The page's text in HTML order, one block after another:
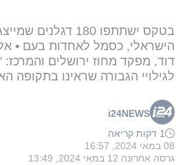
בטקס ישתתפו 180
הישראלי, כסמל לאחדות בעם •
דוד, מפקד מחוז ירושלים
לגילויי הגבורה שראינו בתקופה
i24NEWS
1 דקות קריאה
08 במאי 2024, 16:57
גרסה אחרונה 12 במאי 2024, 13:49